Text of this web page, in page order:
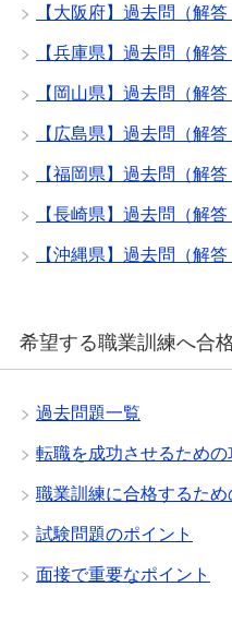
【大阪府】過去問（解答
【兵庫県】過去問（解答
【岡山県】過去問（解答
【広島県】過去問（解答
【福岡県】過去問（解答
【長崎県】過去問（解答
【沖縄県】過去問（解答
希望する職業訓練へ合
過去問題一覧
転職を成功させるための
職業訓練に合格するため
試験問題のポイント
面接で重要なポイント